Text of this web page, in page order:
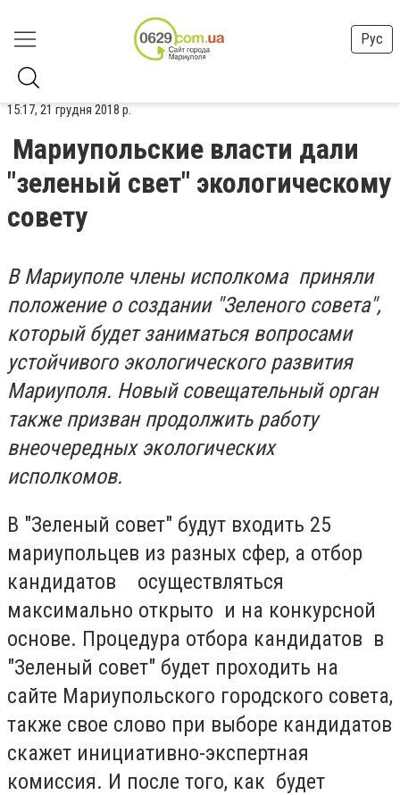
Рус
15:17, 21 грудня 2018 р.
Мариупольские власти дали
"зеленый свет" экологическому
совету
В Мариуполе члены исполкома приняли
положение о создании "Зеленого совета",
который будет заниматься вопросами
устойчивого экологического развития
Мариуполя. Новый совещательный орган
также призван продолжить работу
внеочередных экологических
исполкомов.
В "Зеленый совет" будут входить 25
мариупольцев из разных сфер, а отбор
кандидатов осуществляться
максимально открыто и на конкурсной
основе. Процедура отбора кандидатов в
"Зеленый совет" будет проходить на
сайте Мариупольского городского совета,
также свое слово при выборе кандидатов
скажет инициативно-экспертная
комиссия. И после того, как будет